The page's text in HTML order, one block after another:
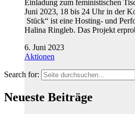
Einladung zum feministischen
Juni 2023, 18 bis 24 Uhr in der
Stück“ ist eine Hosting- und
Halina Ringleb. Das Projekt
6. Juni 2023
Aktionen
Search for:
Neueste Beiträge